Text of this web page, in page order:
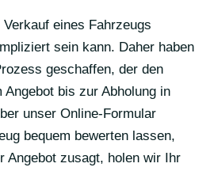
eines Fahrzeugs
sein kann. Daher haben
geschaffen, der den
Angebot bis zur Abholung in
unser Online-Formular
bequem bewerten lassen,
Angebot zusagt, holen wir Ihr